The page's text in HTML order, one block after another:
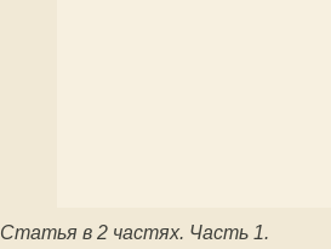
Статья в 2 частях. Часть 1.